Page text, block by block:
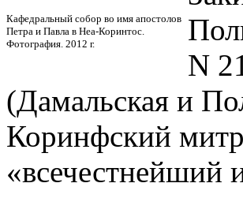
Кафедральный собор во имя апостолов
Петра и Павла в Неа-Коринтос.
Фотография. 2012 г.
N
(Дамальская и
Коринфский
«всечестнейший